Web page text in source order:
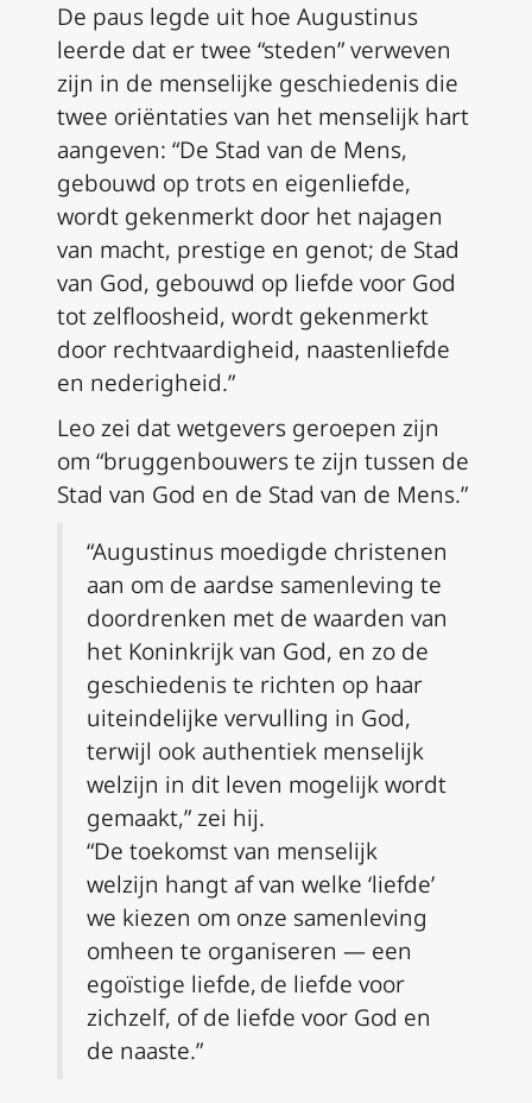
De paus legde uit hoe Augustinus
leerde dat er twee “steden” verweven
zijn in de menselijke geschiedenis die
twee oriëntaties van het menselijk hart
aangeven: “De Stad van de Mens,
gebouwd op trots en eigenliefde,
wordt gekenmerkt door het najagen
van macht, prestige en genot; de Stad
van God, gebouwd op liefde voor God
tot zelfloosheid, wordt gekenmerkt
door rechtvaardigheid, naastenliefde
en nederigheid.”
Leo zei dat wetgevers geroepen zijn
om “bruggenbouwers te zijn tussen de
Stad van God en de Stad van de Mens.”
“Augustinus moedigde christenen
aan om de aardse samenleving te
doordrenken met de waarden van
het Koninkrijk van God, en zo de
geschiedenis te richten op haar
uiteindelijke vervulling in God,
terwijl ook authentiek menselijk
welzijn in dit leven mogelijk wordt
gemaakt,” zei hij.
“De toekomst van menselijk
welzijn hangt af van welke ‘liefde’
we kiezen om onze samenleving
omheen te organiseren — een
egoïstige liefde, de liefde voor
zichzelf, of de liefde voor God en
de naaste.”